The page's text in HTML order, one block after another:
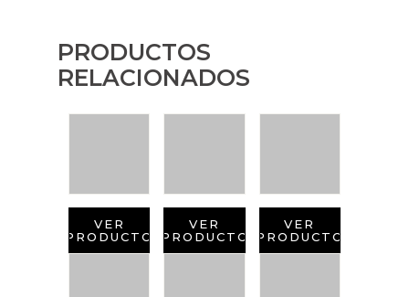
PRODUCTOS
RELACIONADOS
VER
PRODUCTO
VER
PRODUCTO
VER
PRODUCTO